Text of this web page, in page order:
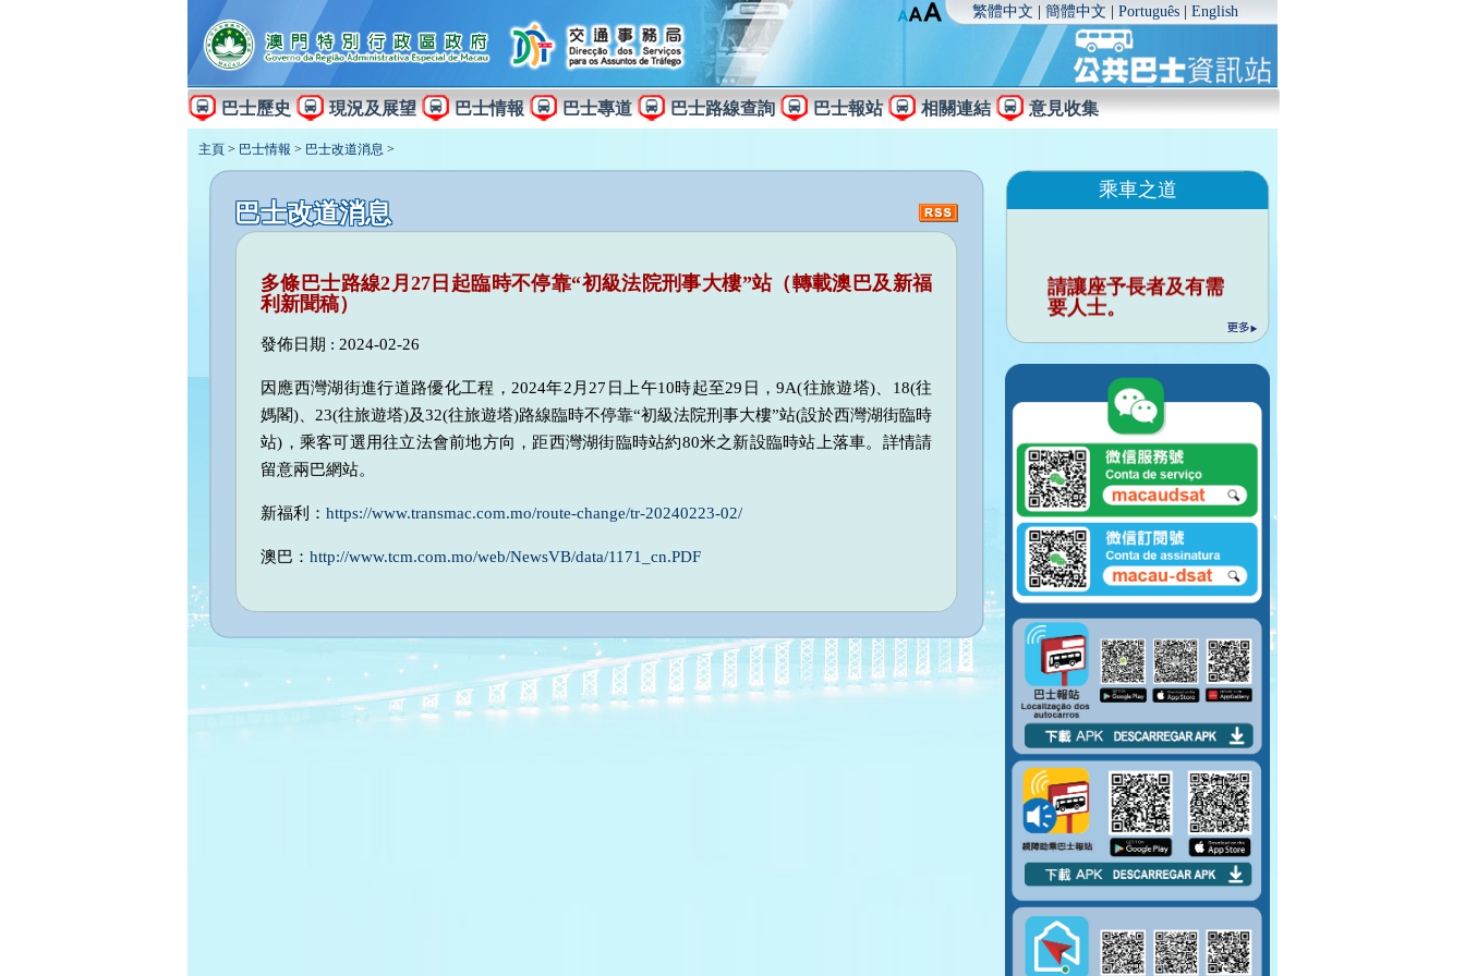
繁體中文 簡體中文 Português English
巴士歷史 現況及展望 巴士情報 巴士專道 巴士路線查詢 巴士報站 相關連結 意見收集
主頁 > 巴士情報 > 巴士改道消息 >
巴士改道消息
多條巴士路線2月27日起臨時不停靠“初級法院刑事大樓”站（轉載澳巴及新福
利新聞稿）
發佈日期 : 2024-02-26
因應西灣湖街進行道路優化工程，2024年2月27日上午10時起至29日，9A(往旅遊塔)、18(往
媽閣)、23(往旅遊塔)及32(往旅遊塔)路線臨時不停靠“初級法院刑事大樓”站(設於西灣湖街臨時
站)，乘客可選用往立法會前地方向，距西灣湖街臨時站約80米之新設臨時站上落車。詳情請
留意兩巴網站。
新福利： https://www.transmac.com.mo/route-change/tr-20240223-02/
澳巴： http://www.tcm.com.mo/web/NewsVB/data/1171_cn.PDF
乘車之道
請讓座予長者及有需
要人士。
行車時請勿與司機談
話。
請勿把個人物品佔用
行車時請緊握扶手。
請向將抵站巴士揚
手，示意登車。
請排隊上車。 請勿將
腳踏到對面座位上。
請先包裹好易碎物品
才上車。
嚴禁在車廂內吸煙。
請勿攜帶大型物件上
巴士。
上車後請盡量行入車
廂中間。
巴士未停穩，請勿上
落車。
請於指定車門上落
車。